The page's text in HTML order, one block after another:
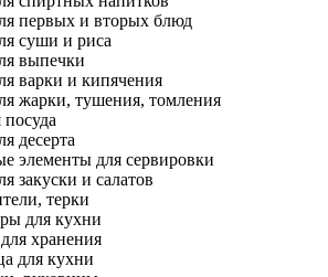
первых и вторых блюд
суши и риса
выпечки
варки и кипячения
жарки, тушения, томления
десерта
элементы для сервировки
закуски и салатов
терки
для кухни
хранения
для кухни